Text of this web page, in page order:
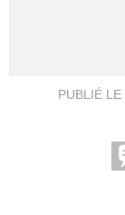
PUBLIÉ LE